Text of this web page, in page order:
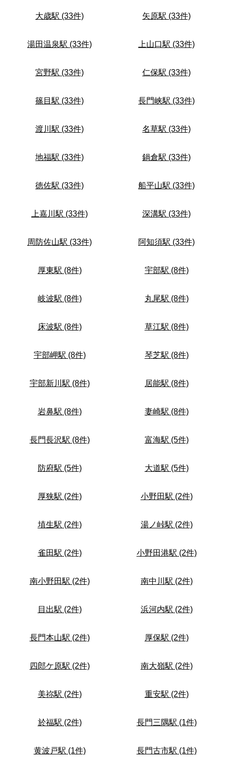
大歳駅 (33件) 矢原駅 (33件)
湯田温泉駅 (33件) 上山口駅 (33件)
宮野駅 (33件) 仁保駅 (33件)
篠目駅 (33件) 長門峡駅 (33件)
渡川駅 (33件) 名草駅 (33件)
地福駅 (33件) 鍋倉駅 (33件)
徳佐駅 (33件) 船平山駅 (33件)
上嘉川駅 (33件) 深溝駅 (33件)
周防佐山駅 (33件) 阿知須駅 (33件)
厚東駅 (8件) 宇部駅 (8件)
岐波駅 (8件) 丸尾駅 (8件)
床波駅 (8件) 草江駅 (8件)
宇部岬駅 (8件) 琴芝駅 (8件)
宇部新川駅 (8件) 居能駅 (8件)
岩鼻駅 (8件) 妻崎駅 (8件)
長門長沢駅 (8件) 富海駅 (5件)
防府駅 (5件) 大道駅 (5件)
厚狭駅 (2件) 小野田駅 (2件)
埴生駅 (2件) 湯ノ峠駅 (2件)
雀田駅 (2件) 小野田港駅 (2件)
南小野田駅 (2件) 南中川駅 (2件)
目出駅 (2件) 浜河内駅 (2件)
長門本山駅 (2件) 厚保駅 (2件)
四郎ケ原駅 (2件) 南大嶺駅 (2件)
美祢駅 (2件) 重安駅 (2件)
於福駅 (2件) 長門三隅駅 (1件)
黄波戸駅 (1件) 長門古市駅 (1件)